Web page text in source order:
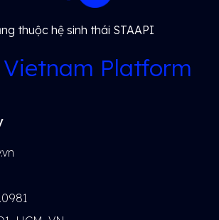
thuộc hệ sinh thái STAAPI
Platform